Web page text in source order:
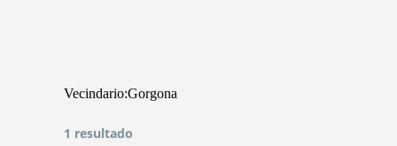
Vecindario:Gorgona
1 resultado